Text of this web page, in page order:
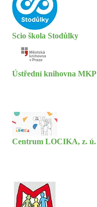
Scio škola Stodůlky
Ústřední knihovna MKP
Centrum LOCIKA, z. ú.